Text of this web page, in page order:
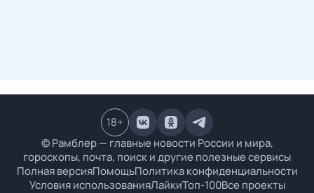
© Рамблер — главные новости России и мира,
гороскопы, почта, поиск и другие полезные сервисы
Полная версияПомощьПолитика конфиденциальности
Условия использованияЛайкиТоп-100Все проекты
18+